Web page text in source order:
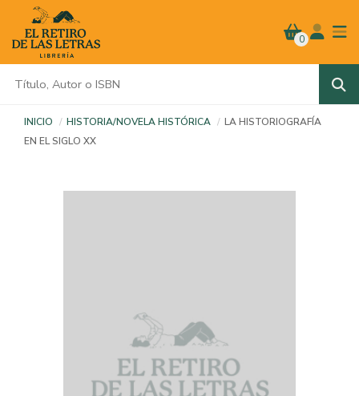
0
INICIO HISTORIA/NOVELA HISTÓRICA
LA HISTORIOGRAFÍA
EN EL SIGLO XX